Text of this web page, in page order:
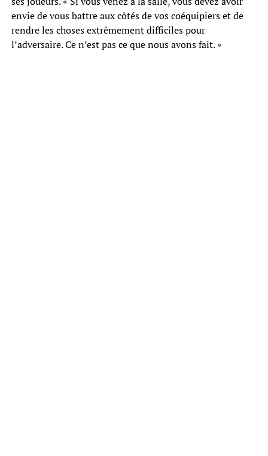
envie de vous battre aux côtés de vos coéquipiers et de
rendre les choses extrêmement difficiles pour
l’adversaire. Ce n’est pas ce que nous avons fait. »